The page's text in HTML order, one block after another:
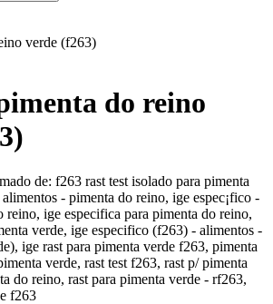
verde (f263)
do reino
de: f263 rast test isolado para pimenta
- pimenta do reino, ige espec¡fico -
reino, ige especifica para pimenta do reino,
verde, ige especifico (f263) - alimentos -
ige rast para pimenta verde f263, pimenta
verde, rast test f263, rast p/ pimenta
do reino, rast para pimenta verde - rf263,
f263